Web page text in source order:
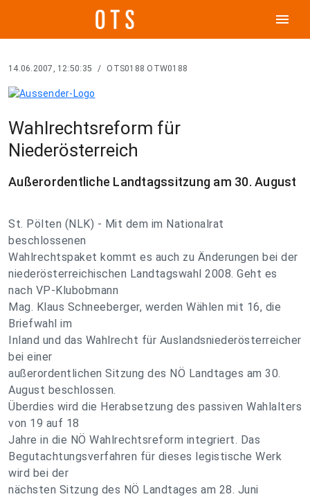
menu
14.06.2007, 12:50:35 / OTS0188 OTW0188
Wahlrechtsreform für
Niederösterreich
Außerordentliche Landtagssitzung am 30. August
St. Pölten (NLK) - Mit dem im Nationalrat
beschlossenen
Wahlrechtspaket kommt es auch zu Änderungen bei der
niederösterreichischen Landtagswahl 2008. Geht es
nach VP-Klubobmann
Mag. Klaus Schneeberger, werden Wählen mit 16, die
Briefwahl im
Inland und das Wahlrecht für Auslandsniederösterreicher
bei einer
außerordentlichen Sitzung des NÖ Landtages am 30.
August beschlossen.
Überdies wird die Herabsetzung des passiven Wahlalters
von 19 auf 18
Jahre in die NÖ Wahlrechtsreform integriert. Das
Begutachtungsverfahren für dieses legistische Werk
wird bei der
nächsten Sitzung des NÖ Landtages am 28. Juni